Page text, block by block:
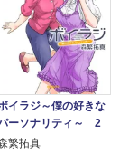
イラジ～僕の好きな
ーソナリティ～ 2
繁拓真